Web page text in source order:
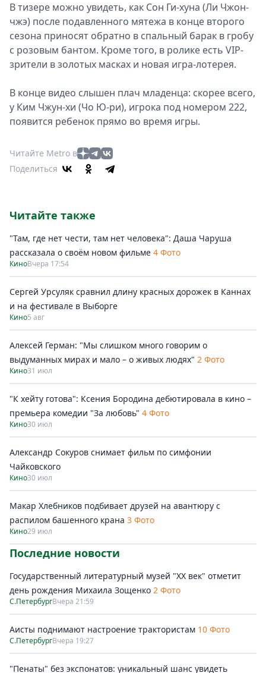
В тизере можно увидеть, как Сон Ги-хуна (Ли Чжон-
чжэ) после подавленного мятежа в конце второго
сезона приносят обратно в спальный барак в гробу
с розовым бантом. Кроме того, в ролике есть VIP-
зрители в золотых масках и новая игра-лотерея.
В конце видео слышен плач младенца: скорее всего,
у Ким Чжун-хи (Чо Ю-ри), игрока под номером 222,
появится ребенок прямо во время игры.
Читайте Metro в
Поделиться
Читайте также
"Там, где нет чести, там нет человека": Даша Чаруша
рассказала о своём новом фильме 4 Фото
КиноВчера 17:54
Сергей Урсуляк сравнил длину красных дорожек в Каннах
и на фестивале в Выборге
Кино5 авг
Алексей Герман: "Мы слишком много говорим о
выдуманных мирах и мало – о живых людях" 2 Фото
Кино31 июл
"К хейту готова": Ксения Бородина дебютировала в кино –
премьера комедии "За любовь" 4 Фото
Кино30 июл
Александр Сокуров снимает фильм по симфонии
Чайковского
Кино30 июл
Макар Хлебников подбивает друзей на авантюру с
распилом башенного крана 3 Фото
Кино29 июл
Последние новости
Государственный литературный музей "ХХ век" отметит
день рождения Михаила Зощенко 2 Фото
С.ПетербургВчера 21:59
Аисты поднимают настроение трактористам 10 Фото
С.ПетербургВчера 19:27
"Пенаты" без экспонатов: уникальный шанс увидеть